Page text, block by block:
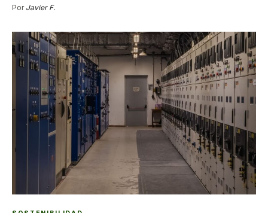
Por Javier F.